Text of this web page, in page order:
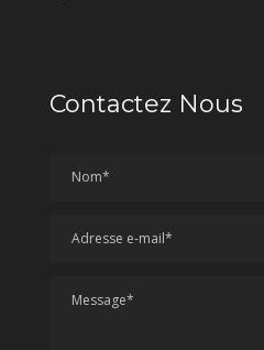
Contactez Nous